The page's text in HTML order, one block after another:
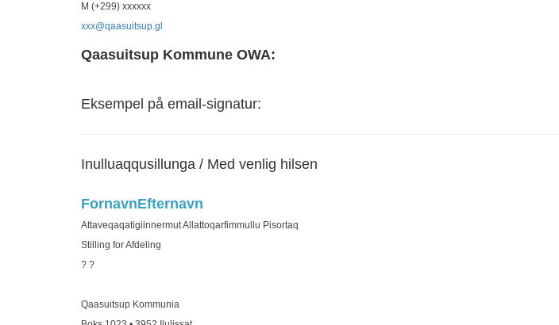
M (+299) xxxxxx
xxx@qaasuitsup.gl
Qaasuitsup Kommune OWA:
Eksempel på email-signatur:
Inulluaqqusillunga / Med venlig hilsen
FornavnEfternavn
Attaveqaqatigiinnermut Allattoqarfimmullu Pisortaq
Stilling for Afdeling
? ?
Qaasuitsup Kommunia